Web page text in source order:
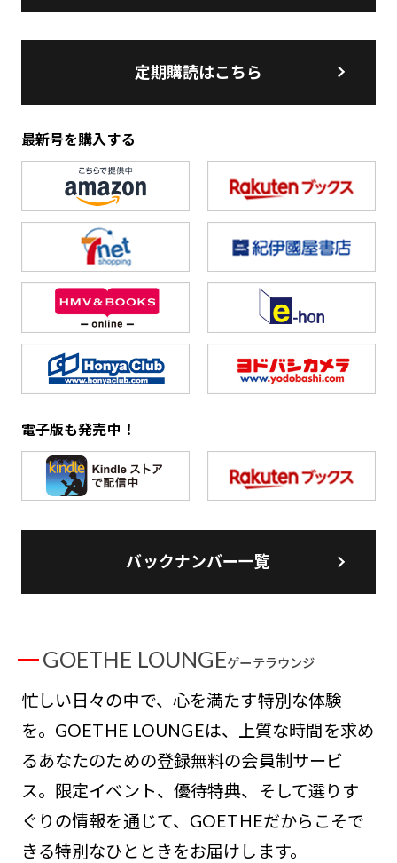
定期購読はこちら
最新号を購入する
電子版も発売中！
バックナンバー一覧
GOETHE LOUNGEゲーテラウンジ
忙しい日々の中で、心を満たす特別な体験
を。GOETHE LOUNGEは、上質な時間を求め
るあなたのための登録無料の会員制サービ
ス。限定イベント、優待特典、そして選りす
ぐりの情報を通じて、GOETHEだからこそで
きる特別なひとときをお届けします。